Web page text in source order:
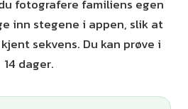
fotografere familiens egen
inn stegene i appen, slik at
sekvens. Du kan prøve i
14 dager.